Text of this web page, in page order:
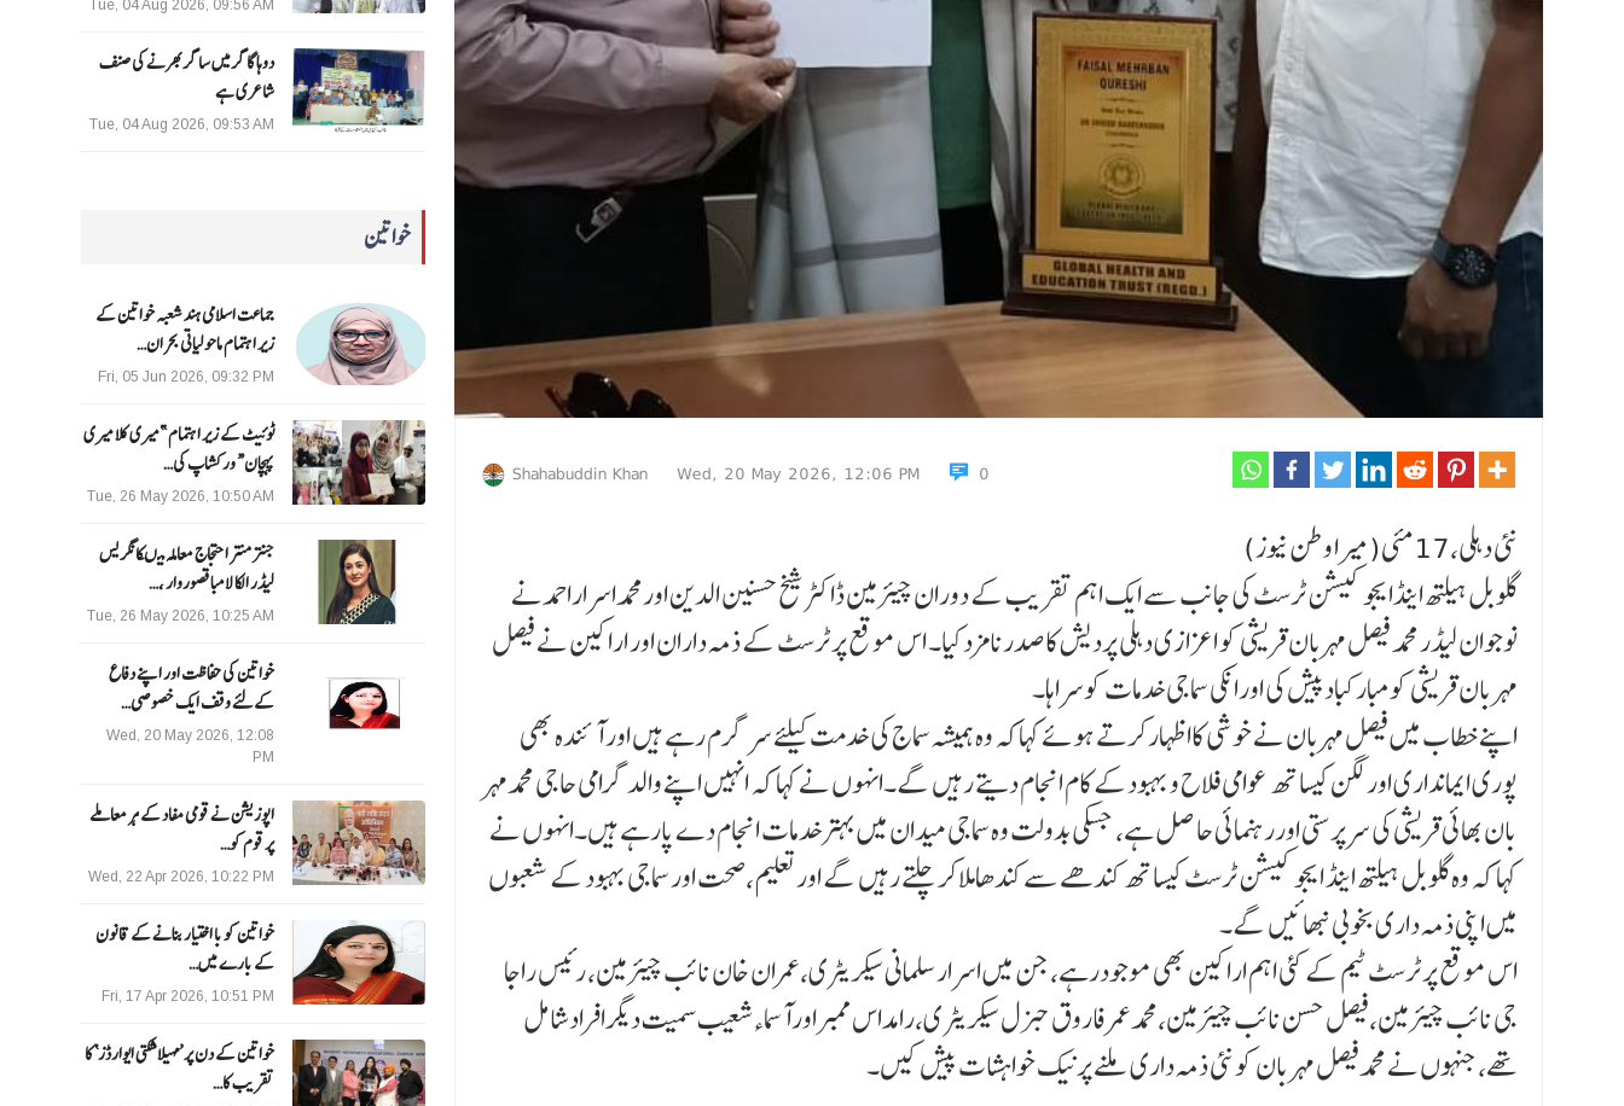
Tue, 04 Aug 2026, 09:56 AM
دوہا گاگر میں ساگر بھرنے کی صنف
شاعری ہے
Tue, 04 Aug 2026, 09:53 AM
خواتین
جماعت اسلامی ہند شعبہ خواتین کے
زیر اہتمام ماحولیاتی بحران…
Fri, 05 Jun 2026, 09:32 PM
ٹوئیٹ کے زیر اہتمام ”میری کلا میری
پہچان“ ورکشاپ کی…
Tue, 26 May 2026, 10:50 AM
جنتر منتر احتجاج معاملہ میںکانگریس
لیڈر الکا لامبا قصوروار ،…
Tue, 26 May 2026, 10:25 AM
خواتین کی حفاظت اور اپنے دفاع
کےلئے وقف ایک خصوصی…
Wed, 20 May 2026, 12:08
PM
اپوزیشن نے قومی مفاد کے ہر معاملے
پر قوم کو…
Wed, 22 Apr 2026, 10:22 PM
خواتین کو با اختیار بنانے کے قانون
کے بارے میں…
Fri, 17 Apr 2026, 10:51 PM
خواتین کے دن پر ’مہیلا شکتی ایوارڈز‘ کا
تقریب کا…
Shahabuddin Khan Wed, 20 May 2026, 12:06 PM 0
نئی دہلی،17مئی(میرا وطن نیوز)
گلوبل ہیلتھ اینڈایجوکیشن ٹرسٹ کی جانب سے ایک اہم تقریب کے دوران چیئرمین ڈاکٹر شیخ حسنین الدین اورمحمداسراراحمدنے
نوجوان لیڈر محمد فیصل مہربان قریشی کو اعزا زی دہلی پردیش کاصدرنامزدکیا۔ اس موقع پر ٹرسٹ کے ذمہ داران اور اراکین نے فیصل
مہر بان قریشی کومبارکبادپیش کی اورانکی سماجی خدمات کوسراہا۔
اپنے خطاب میں فیصل مہربان نے خوشی کااظہارکرتے ہوئے کہاکہ وہ ہمیشہ سماج کی خدمت کیلئے سر گر م رہے ہیں اور آئندہ بھی
پوری ایمانداری اور لگن کیساتھ عوامی فلاح و بہبودکے کام انجام دیتے رہیں گے۔انہوں نے کہا کہ انہیں اپنے والدگرامی حاجی محمدمہر
بان بھائی قریشی کی سرپرستی اوررہنمائی حا صل ہے، جسکی بدولت وہ سماجی میدان میں بہترخدمات انجام دے پارہے ہیں۔انہوں نے
کہا کہ وہ گلوبل ہیلتھ اینڈ ایجوکیشن ٹرسٹ کیساتھ کندھے سے کندھاملاکر چلتے رہیں گے اورتعلیم،صحت اور سماجی بہبود کے شعبوں
میں اپنی ذمہ داری بخوبی نبھائیں گے۔
اس موقع پر ٹرسٹ ٹیم کے کئی اہم اراکین بھی موجودرہے،جن میں اسرارسلمانی سیکریٹری،عمران خان نائب چیئرمین، رئیس راجا
جی نائب چیئرمین،فیصل حسن نائب چیئرمین،محمدعمرفاروق جنرل سیکریٹر ی،رامداس ممبراورآسماءشعیب سمیت دیگرافرادشامل
تھے،جنہوں نے محمدفیصل مہر بان کو نئی ذمہ داری ملنے پر نیک خواہشات پیش کیں۔